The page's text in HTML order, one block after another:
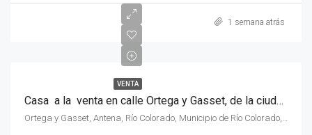
1 semana atrás
VENTA
Casa a la venta en calle Ortega y Gasset, de la ciudad de Rio Colorado, Rio Negro.
Ortega y Gasset, Antena, Río Colorado, Municipio de Río Colorado, Departamento Pichi Mahuida, Río Negro, 8138, Argentina